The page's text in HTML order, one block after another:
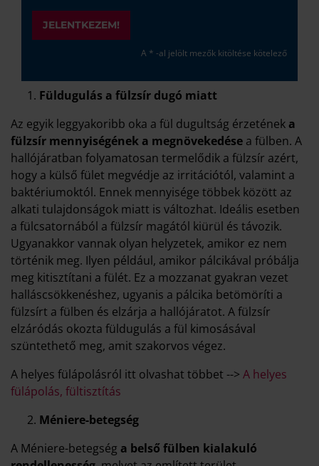
JELENTKEZEM!
A * -al jelölt mezők kitöltése kötelező
Füldugulás a fülzsír dugó miatt
Az egyik leggyakoribb oka a fül dugultság érzetének a
fülzsír mennyiségének a megnövekedése a fülben. A
hallójáratban folyamatosan termelődik a fülzsír azért,
hogy a külső fület megvédje az irritációtól, valamint a
baktériumoktól. Ennek mennyisége többek között az
alkati tulajdonságok miatt is változhat. Ideális esetben
a fülcsatornából a fülzsír magától kiürül és távozik.
Ugyanakkor vannak olyan helyzetek, amikor ez nem
történik meg. Ilyen például, amikor pálcikával próbálja
meg kitisztítani a fülét. Ez a mozzanat gyakran vezet
halláscsökkenéshez, ugyanis a pálcika betömöríti a
fülzsírt a fülben és elzárja a hallójáratot. A fülzsír
elzáródás okozta füldugulás a fül kimosásával
szüntethető meg, amit szakorvos végez.
A helyes fülápolásról itt olvashat többet --> A helyes
fülápolás, fültisztítás
Méniere-betegség
A Méniere-betegség a belső fülben kialakuló